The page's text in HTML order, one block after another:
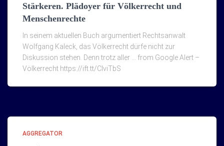
Stärkeren. Plädoyer für Völkerrecht und
Menschenrechte
In seinem aktuellen Buch argumentiert Rechtsanwalt
Wolfgang Kaleck, das Völkerrecht dürfe nicht zur
Diskussion stehen. Denn trotz aller … from Google Alert –
Völkerrecht https://ift.tt/ClviTbS
AGGREGATOR